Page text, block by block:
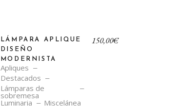
LÁMPARA APLIQUE
DISEÑO
MODERNISTA
Apliques
Destacados
Lámparas de
sobremesa
Luminaria Miscelánea
150,00€